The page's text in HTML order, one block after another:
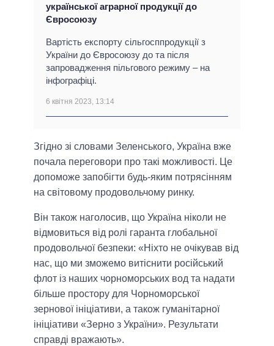
української аграрної продукції до
Євросоюзу
Вартість експорту сільгосппродукції з
України до Євросоюзу до та після
запровадження пільгового режиму – на
інфографіці.
6 квітня 2023, 13:14
Згідно зі словами Зеленського, Україна вже
почала переговори про такі можливості. Це
допоможе запобігти будь-яким потрясінням
на світовому продовольчому ринку.
Він також наголосив, що Україна ніколи не
відмовиться від ролі гаранта глобальної
продовольчої безпеки: «Ніхто не очікував від
нас, що ми зможемо витіснити російський
флот із наших чорноморських вод та надати
більше простору для Чорноморської
зернової ініціативи, а також гуманітарної
ініціативи «Зерно з України». Результати
справді вражають».